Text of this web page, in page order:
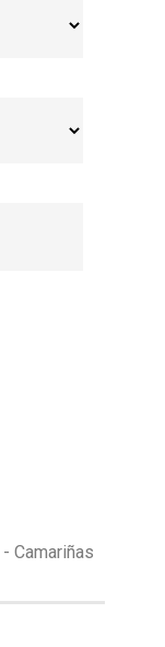
Camariñas